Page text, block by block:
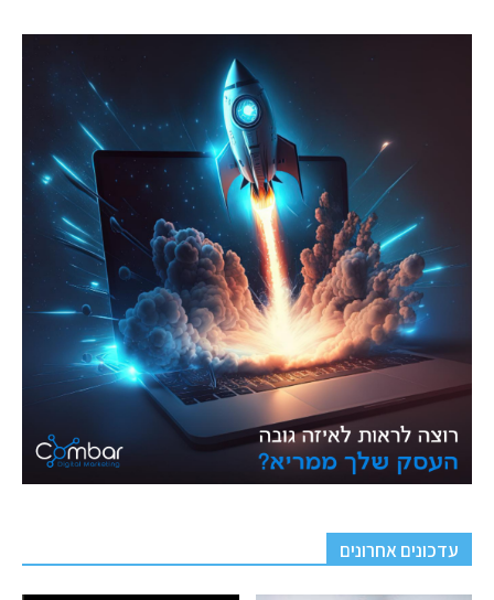
עדכונים אחרונים